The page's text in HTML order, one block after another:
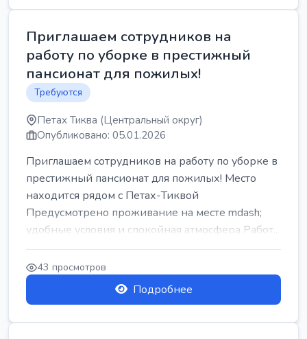
Приглашаем сотрудников на
работу по уборке в престижный
пансионат для пожилых!
Требуются
Петах Тиква (Центральный округ)
Опубликовано: 05.01.2026
Приглашаем сотрудников на работу по уборке в
престижный пансионат для пожилых! Место
находится рядом с Петах-Тиквой
Предусмотрено проживание на месте mdash;
удобные условия и спокойная атмосфера Работ...
43 просмотров
Подробнее